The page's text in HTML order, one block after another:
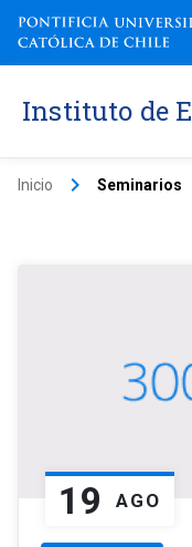
Instituto de
Inicio keyboard_arrow_right Seminarios
19 AGO